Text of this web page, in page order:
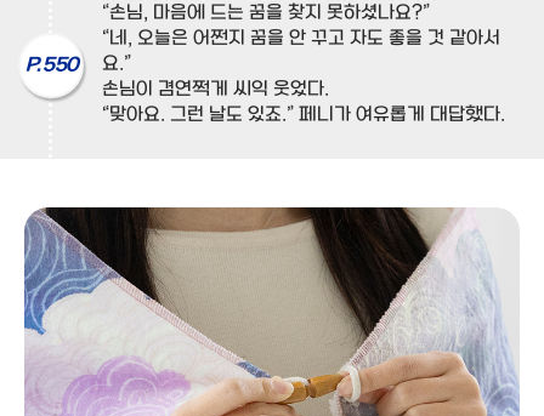
P. 550
“손님, 마음에 드는 꿈을 찾지 못하셨나요?”
“네, 오늘은 어쩐지 꿈을 안 꾸고 자도 좋을 것 같아서
요.”
손님이 겸연쩍게 씨익 웃었다.
“맞아요. 그런 날도 있죠.” 페니가 여유롭게 대답했다.